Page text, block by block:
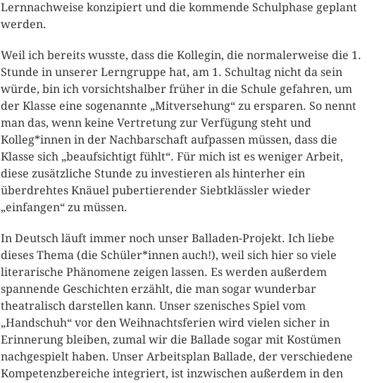
Lernnachweise konzipiert und die kommende Schulphase geplant
werden.
Weil ich bereits wusste, dass die Kollegin, die normalerweise die 1.
Stunde in unserer Lerngruppe hat, am 1. Schultag nicht da sein
würde, bin ich vorsichtshalber früher in die Schule gefahren, um
der Klasse eine sogenannte „Mitversehung“ zu ersparen. So nennt
man das, wenn keine Vertretung zur Verfügung steht und
Kolleg*innen in der Nachbarschaft aufpassen müssen, dass die
Klasse sich „beaufsichtigt fühlt“. Für mich ist es weniger Arbeit,
diese zusätzliche Stunde zu investieren als hinterher ein
überdrehtes Knäuel pubertierender Siebtklässler wieder
„einfangen“ zu müssen.
In Deutsch läuft immer noch unser Balladen-Projekt. Ich liebe
dieses Thema (die Schüler*innen auch!), weil sich hier so viele
literarische Phänomene zeigen lassen. Es werden außerdem
spannende Geschichten erzählt, die man sogar wunderbar
theatralisch darstellen kann. Unser szenisches Spiel vom
„Handschuh“ vor den Weihnachtsferien wird vielen sicher in
Erinnerung bleiben, zumal wir die Ballade sogar mit Kostümen
nachgespielt haben. Unser Arbeitsplan Ballade, der verschiedene
Kompetenzbereiche integriert, ist inzwischen außerdem in den